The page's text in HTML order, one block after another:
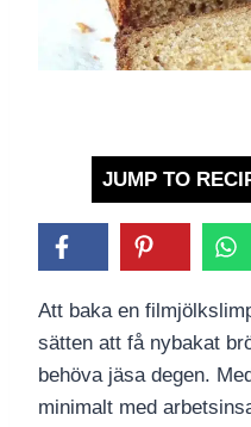
JUMP TO
Att baka en
sätten att få nybakat
behöva jäsa degen.
minimalt med